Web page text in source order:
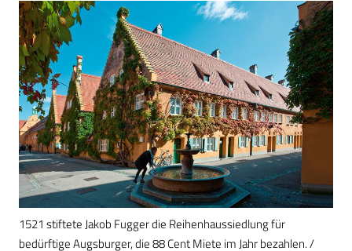
1521 stiftete Jakob Fugger die Reihenhaussiedlung für
bedürftige Augsburger, die 88 Cent Miete im Jahr bezahlen. /